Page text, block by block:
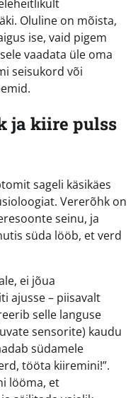
Oluline on mõista,
ise, vaid pigem
vaadata üle oma
seisukord või
ja kiire pulss
sageli käsikäes
Vererõhk on
seinu, ja
süda lööb, et verd
ei jõua
ajusse – piisavalt
selle languse
sensorite) kaudu
südamele
tööta kiiremini!”.
lööma, et